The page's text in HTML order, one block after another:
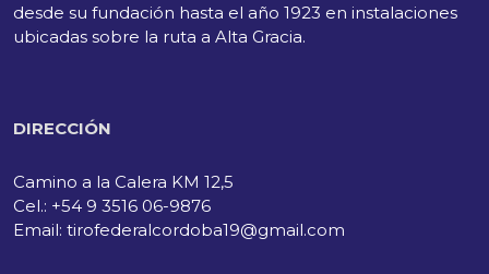
desde su fundación hasta el año 1923 en instalaciones
ubicadas sobre la ruta a Alta Gracia.
DIRECCIÓN
Camino a la Calera KM 12,5
Cel.: +54 9 3516 06-9876
Email: tirofederalcordoba19@gmail.com